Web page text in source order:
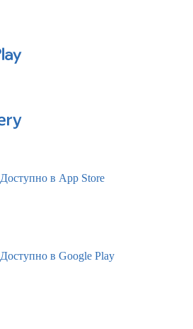
Доступно в App Store
Доступно в Google Play